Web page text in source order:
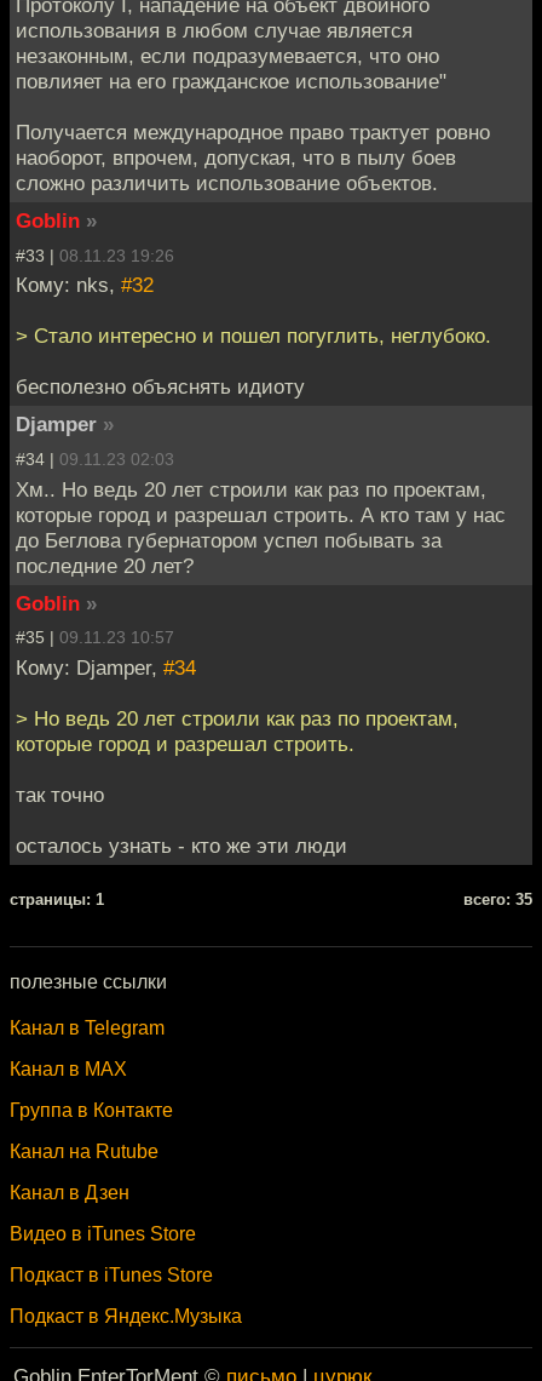
Протоколу I, нападение на объект двойного
использования в любом случае является
незаконным, если подразумевается, что оно
повлияет на его гражданское использование"
Получается международное право трактует ровно
наоборот, впрочем, допуская, что в пылу боев
сложно различить использование объектов.
Goblin »
#33 | 08.11.23 19:26
Кому: nks, #32
> Стало интересно и пошел погуглить, неглубоко.
бесполезно объяснять идиоту
Djamper »
#34 | 09.11.23 02:03
Хм.. Но ведь 20 лет строили как раз по проектам,
которые город и разрешал строить. А кто там у нас
до Беглова губернатором успел побывать за
последние 20 лет?
Goblin »
#35 | 09.11.23 10:57
Кому: Djamper, #34
> Но ведь 20 лет строили как раз по проектам,
которые город и разрешал строить.
так точно
осталось узнать - кто же эти люди
cтраницы: 1 всего: 35
полезные ссылки
Канал в Telegram
Канал в MAX
Группа в Контакте
Канал на Rutube
Канал в Дзен
Видео в iTunes Store
Подкаст в iTunes Store
Подкаст в Яндекс.Музыка
Goblin EnterTorMent © письмо | цурюк